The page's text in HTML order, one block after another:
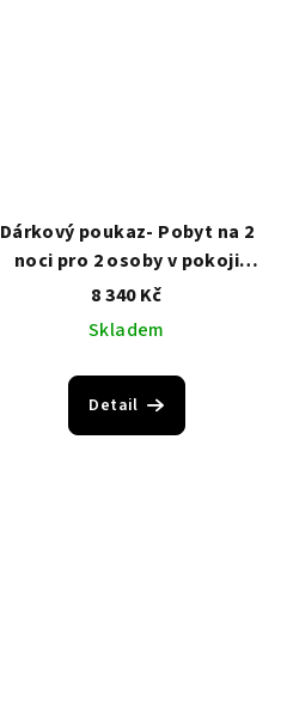
Dárkový poukaz- Pobyt na 2
noci pro 2 osoby v pokoji
Komfort
8 340 Kč
Skladem
Detail